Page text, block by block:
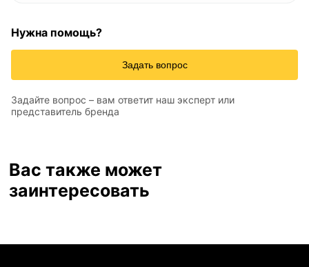
Нужна помощь?
Задать вопрос
Задайте вопрос – вам ответит наш эксперт или
представитель бренда
Вас также может
заинтересовать